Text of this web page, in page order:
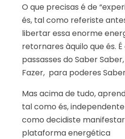
O que precisas é de
és, tal como referiste
libertar essa enorme
retornares àquilo que és.
passasses do Saber
Fazer, para poderes
Mas acima de tudo,
tal como és,
como decidiste
plataforma energética